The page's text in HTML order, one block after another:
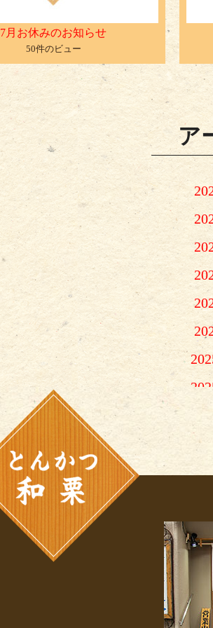
7月お休みのお知らせ
50件のビュー
ア